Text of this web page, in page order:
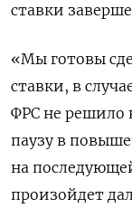
ставки
«Мы готовы
ставки, в
ФРС не решило
паузу в
на
произойдет